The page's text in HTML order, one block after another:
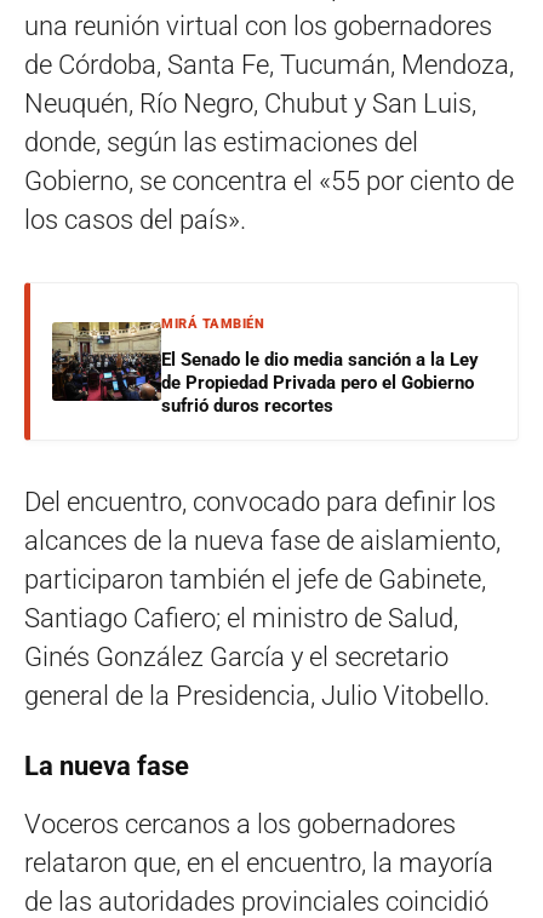
una reunión virtual con los gobernadores
de Córdoba, Santa Fe, Tucumán, Mendoza,
Neuquén, Río Negro, Chubut y San Luis,
donde, según las estimaciones del
Gobierno, se concentra el «55 por ciento de
los casos del país».
MIRÁ TAMBIÉN
El Senado le dio media sanción a la Ley
de Propiedad Privada pero el Gobierno
sufrió duros recortes
Del encuentro, convocado para definir los
alcances de la nueva fase de aislamiento,
participaron también el jefe de Gabinete,
Santiago Cafiero; el ministro de Salud,
Ginés González García y el secretario
general de la Presidencia, Julio Vitobello.
La nueva fase
Voceros cercanos a los gobernadores
relataron que, en el encuentro, la mayoría
de las autoridades provinciales coincidió